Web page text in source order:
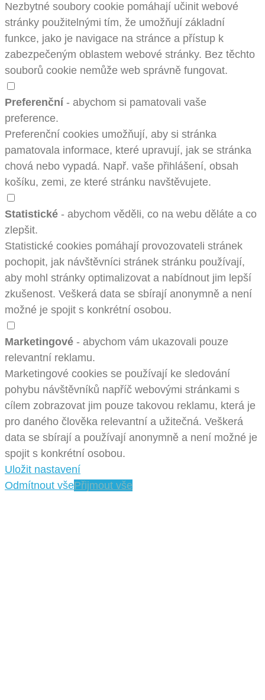
Nezbytné soubory cookie pomáhají učinit webové
stránky použitelnými tím, že umožňují základní
funkce, jako je navigace na stránce a přístup k
zabezpečeným oblastem webové stránky. Bez těchto
souborů cookie nemůže web správně fungovat.
Preferenční - abychom si pamatovali vaše
preference.
Preferenční cookies umožňují, aby si stránka
pamatovala informace, které upravují, jak se stránka
chová nebo vypadá. Např. vaše přihlášení, obsah
košíku, zemi, ze které stránku navštěvujete.
Statistické - abychom věděli, co na webu děláte a co
zlepšit.
Statistické cookies pomáhají provozovateli stránek
pochopit, jak návštěvníci stránek stránku používají,
aby mohl stránky optimalizovat a nabídnout jim lepší
zkušenost. Veškerá data se sbírají anonymně a není
možné je spojit s konkrétní osobou.
Marketingové - abychom vám ukazovali pouze
relevantní reklamu.
Marketingové cookies se používají ke sledování
pohybu návštěvníků napříč webovými stránkami s
cílem zobrazovat jim pouze takovou reklamu, která je
pro daného člověka relevantní a užitečná. Veškerá
data se sbírají a používají anonymně a není možné je
spojit s konkrétní osobou.
Uložit nastavení
Odmítnout všePřijmout vše